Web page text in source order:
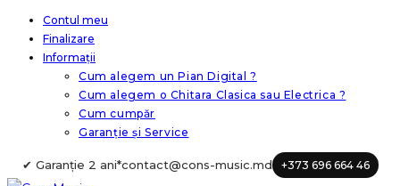
Skip
content
Contul meu
Finalizare
Informații
Cum alegem un Pian Digital ?
Cum alegem o Chitara Clasica sau Electrica ?
Cum cumpăr
Garanție și Service
✔ Garanție 2 ani*contact@cons-music.md +373 696 664 46